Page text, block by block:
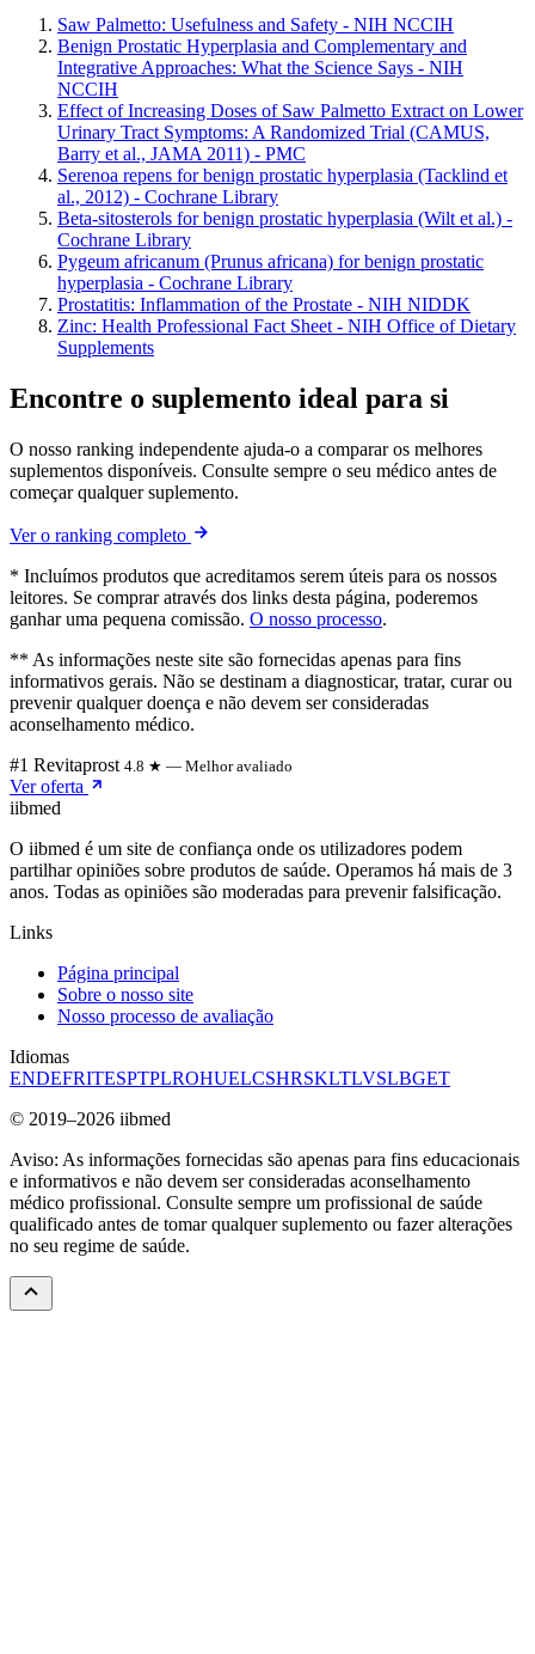
Saw Palmetto: Usefulness and Safety - NIH NCCIH
Benign Prostatic Hyperplasia and Complementary and
Integrative Approaches: What the Science Says - NIH
NCCIH
Effect of Increasing Doses of Saw Palmetto Extract on Lower
Urinary Tract Symptoms: A Randomized Trial (CAMUS,
Barry et al., JAMA 2011) - PMC
Serenoa repens for benign prostatic hyperplasia (Tacklind et
al., 2012) - Cochrane Library
Beta-sitosterols for benign prostatic hyperplasia (Wilt et al.) -
Cochrane Library
Pygeum africanum (Prunus africana) for benign prostatic
hyperplasia - Cochrane Library
Prostatitis: Inflammation of the Prostate - NIH NIDDK
Zinc: Health Professional Fact Sheet - NIH Office of Dietary
Supplements
Encontre o suplemento ideal para si
O nosso ranking independente ajuda-o a comparar os melhores
suplementos disponíveis. Consulte sempre o seu médico antes de
começar qualquer suplemento.
Ver o ranking completo
* Incluímos produtos que acreditamos serem úteis para os nossos
leitores. Se comprar através dos links desta página, poderemos
ganhar uma pequena comissão. O nosso processo.
** As informações neste site são fornecidas apenas para fins
informativos gerais. Não se destinam a diagnosticar, tratar, curar ou
prevenir qualquer doença e não devem ser consideradas
aconselhamento médico.
#1 Revitaprost 4.8 ★ — Melhor avaliado
Ver oferta
iibmed
O iibmed é um site de confiança onde os utilizadores podem
partilhar opiniões sobre produtos de saúde. Operamos há mais de 3
anos. Todas as opiniões são moderadas para prevenir falsificação.
Links
Página principal
Sobre o nosso site
Nosso processo de avaliação
Idiomas
ENDEFRITESPTPLROHUELCSHRSKLTLVSLBGET
© 2019–2026 iibmed
Aviso: As informações fornecidas são apenas para fins educacionais
e informativos e não devem ser consideradas aconselhamento
médico profissional. Consulte sempre um profissional de saúde
qualificado antes de tomar qualquer suplemento ou fazer alterações
no seu regime de saúde.